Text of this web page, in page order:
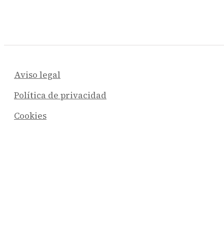
Aviso legal
Política de privacidad
Cookies